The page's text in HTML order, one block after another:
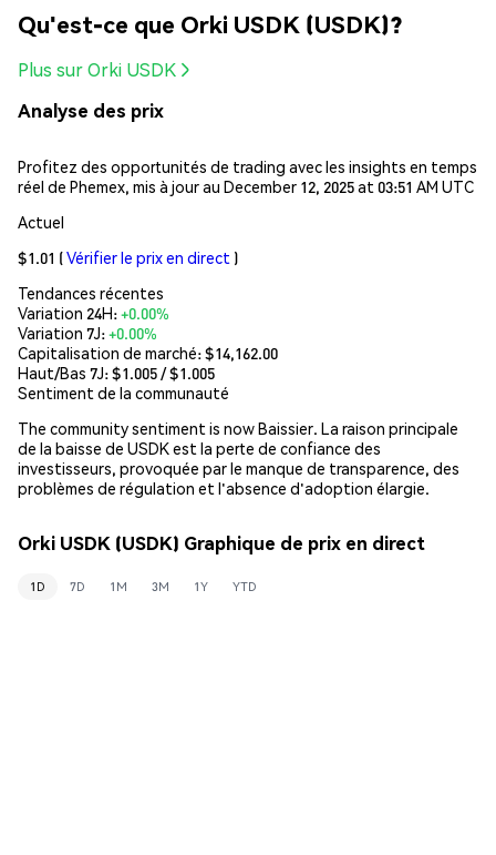
Qu'est-ce que Orki USDK (USDK)?
Plus sur Orki USDK
Analyse des prix
Profitez des opportunités de trading avec les insights en temps
réel de Phemex, mis à jour au December 12, 2025 at 03:51 AM UTC
Actuel
$1.01 (Vérifier le prix en direct )
Tendances récentes
Variation 24H:+0.00%
Variation 7J:+0.00%
Capitalisation de marché:$14,162.00
Haut/Bas 7J: $1.005/ $1.005
Sentiment de la communauté
The community sentiment is now Baissier. La raison principale
de la baisse de USDK est la perte de confiance des
investisseurs, provoquée par le manque de transparence, des
problèmes de régulation et l'absence d'adoption élargie.
Orki USDK (USDK) Graphique de prix en direct
1D 7D 1M 3M 1Y YTD